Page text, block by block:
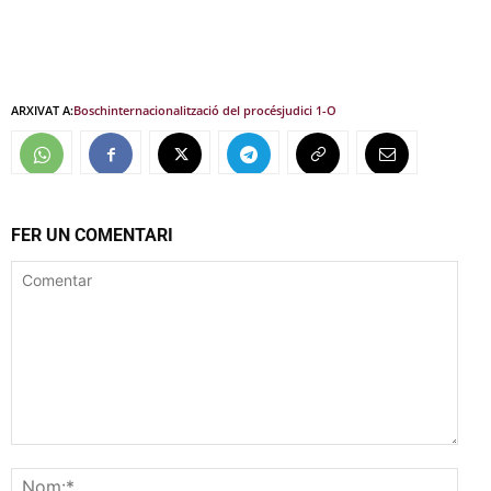
ARXIVAT A:Boschinternacionalització del procésjudici 1-O
FER UN COMENTARI